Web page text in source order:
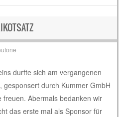
durfte sich am vergangenen
durch Kummer GmbH
freuen. Abermals bedanken wir
das erste mal als Sponsor für